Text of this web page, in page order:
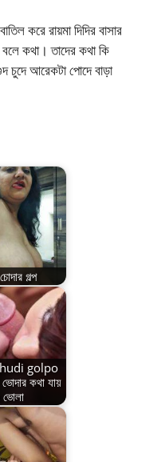
করে রায়মা দিদির বাসার
কথা। তাদের কথা কি
আরেকটা পোদে বাড়া
গল্প
golpo
কথা যায়
ভোলা